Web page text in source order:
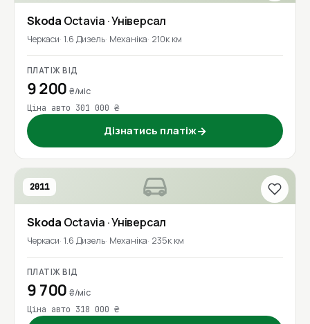
Skoda Octavia · Універсал
Черкаси 1.6 Дизель Механіка 210к км
ПЛАТІЖ ВІД
9 200₴/міс
Ціна авто 301 000 ₴
Дізнатись платіж→
2011
Skoda Octavia · Універсал
Черкаси 1.6 Дизель Механіка 235к км
ПЛАТІЖ ВІД
9 700₴/міс
Ціна авто 318 000 ₴